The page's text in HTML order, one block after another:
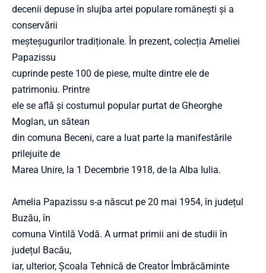
decenii depuse în slujba artei populare românești și a
conservării
meșteșugurilor tradiționale. În prezent, colecția Ameliei
Papazissu
cuprinde peste 100 de piese, multe dintre ele de
patrimoniu. Printre
ele se află și costumul popular purtat de Gheorghe
Moglan, un sătean
din comuna Beceni, care a luat parte la manifestările
prilejuite de
Marea Unire, la 1 Decembrie 1918, de la Alba Iulia.
Amelia Papazissu s-a născut pe 20 mai 1954, în județul
Buzău, în
comuna Vintilă Vodă. A urmat primii ani de studii în
județul Bacău,
iar, ulterior, Școala Tehnică de Creator Îmbrăcăminte